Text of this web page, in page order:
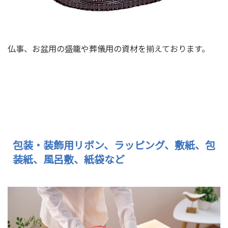
仏事、お盆用の盛籠や葬儀用の資材を揃えております。
包装・装飾用リボン、ラッピング、敷紙、包
装紙、風呂敷、紙袋など